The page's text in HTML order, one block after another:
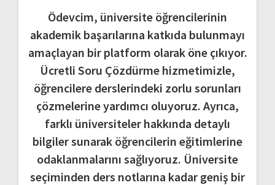
Ödevcim, üniversite öğrencilerinin
akademik başarılarına katkıda bulunmayı
amaçlayan bir platform olarak öne çıkıyor.
Ücretli Soru Çözdürme hizmetimizle,
öğrencilere derslerindeki zorlu sorunları
çözmelerine yardımcı oluyoruz. Ayrıca,
farklı üniversiteler hakkında detaylı
bilgiler sunarak öğrencilerin eğitimlerine
odaklanmalarını sağlıyoruz. Üniversite
seçiminden ders notlarına kadar geniş bir